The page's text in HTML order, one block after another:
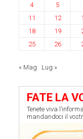
4
5
11
12
18
19
25
26
« Mag Lug »
FATE LA
Tenete viva
mandandoci il